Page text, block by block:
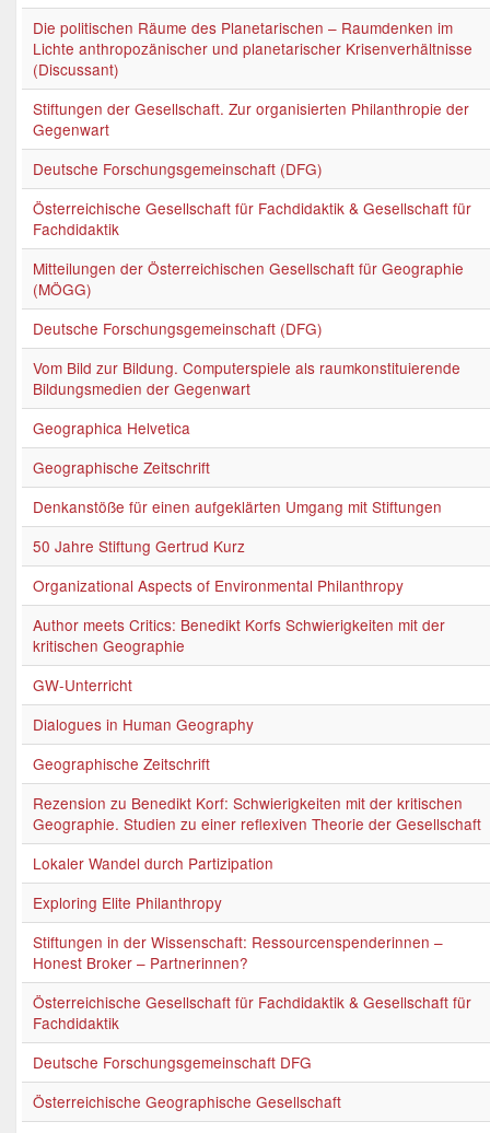
Die politischen Räume des Planetarischen – Raumdenken im
Lichte anthropozänischer und planetarischer Krisenverhältnisse
(Discussant)
Stiftungen der Gesellschaft. Zur organisierten Philanthropie der
Gegenwart
Deutsche Forschungsgemeinschaft (DFG)
Österreichische Gesellschaft für Fachdidaktik & Gesellschaft für
Fachdidaktik
Mitteilungen der Österreichischen Gesellschaft für Geographie
(MÖGG)
Deutsche Forschungsgemeinschaft (DFG)
Vom Bild zur Bildung. Computerspiele als raumkonstituierende
Bildungsmedien der Gegenwart
Geographica Helvetica
Geographische Zeitschrift
Denkanstöße für einen aufgeklärten Umgang mit Stiftungen
50 Jahre Stiftung Gertrud Kurz
Organizational Aspects of Environmental Philanthropy
Author meets Critics: Benedikt Korfs Schwierigkeiten mit der
kritischen Geographie
GW-Unterricht
Dialogues in Human Geography
Geographische Zeitschrift
Rezension zu Benedikt Korf: Schwierigkeiten mit der kritischen
Geographie. Studien zu einer reflexiven Theorie der Gesellschaft
Lokaler Wandel durch Partizipation
Exploring Elite Philanthropy
Stiftungen in der Wissenschaft: Ressourcenspenderinnen –
Honest Broker – Partnerinnen?
Österreichische Gesellschaft für Fachdidaktik & Gesellschaft für
Fachdidaktik
Deutsche Forschungsgemeinschaft DFG
Österreichische Geographische Gesellschaft